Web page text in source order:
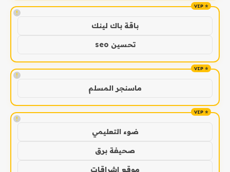
!
باقة باك لينك
تحسين seo
!
ماسنجر المسلم
!
ضوء التعليمي
صحيفة برق
موقع اشراقات